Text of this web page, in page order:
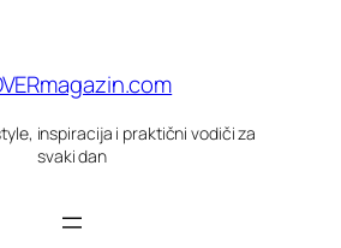
inspiracija i praktični vodiči za
svaki dan